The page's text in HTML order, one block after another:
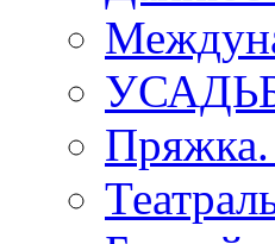
Пряжка.